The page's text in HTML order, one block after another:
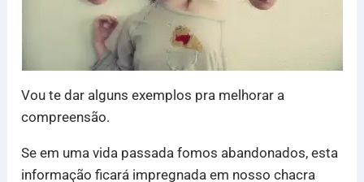
Vou te dar alguns exemplos pra melhorar a
compreensão.
Se em uma vida passada fomos abandonados, esta
informação ficará impregnada em nosso chacra